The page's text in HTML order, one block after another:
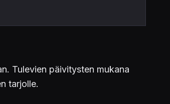
Tulevien päivitysten mukana
tarjolle.